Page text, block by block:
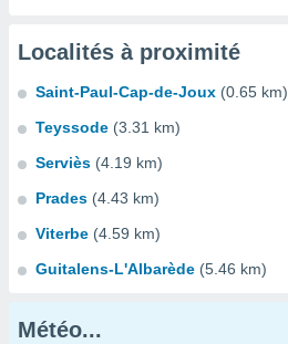
Localités à proximité
Saint-Paul-Cap-de-Joux (0.65 km)
Teyssode (3.31 km)
Serviès (4.19 km)
Prades (4.43 km)
Viterbe (4.59 km)
Guitalens-L'Albarède (5.46 km)
Météo...